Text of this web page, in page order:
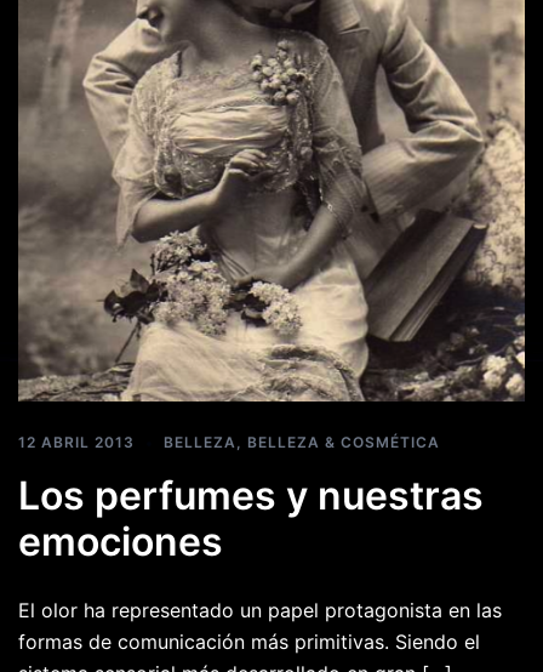
12 ABRIL 2013 BELLEZA, BELLEZA & COSMÉTICA
Los perfumes y nuestras
emociones
El olor ha representado un papel protagonista en las
formas de comunicación más primitivas. Siendo el